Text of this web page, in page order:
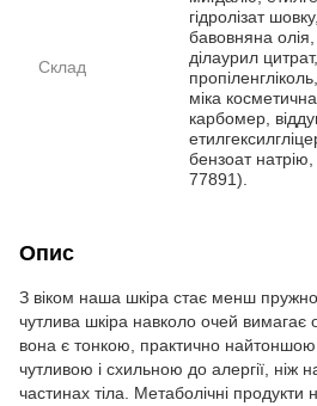
Склад
гідролізат
бавовняна олія,
ділаурил
міка
карбомер,
бензоат натрію,
77891).
Опис
З віком наша шкіра стає менш
чутлива шкіра навколо очей вимагає
вона є тонкою, практично найтоншою
чутливою і схильною до алергії, ніж
частинах тіла. Метаболічні продукти